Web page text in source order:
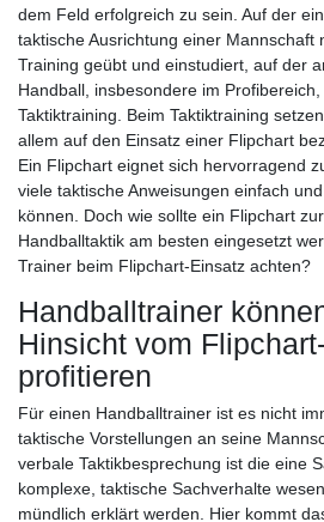
dem Feld erfolgreich zu sein. Auf der
taktische Ausrichtung einer Mannschaft
Training geübt und einstudiert, auf der
Handball, insbesondere im
Taktiktraining. Beim Taktiktraining
allem auf den Einsatz einer Flipchart
Ein Flipchart eignet sich hervorragend
viele taktische Anweisungen einfach
können. Doch wie sollte ein Flipchart
Handballtaktik am besten eingesetzt
Trainer beim Flipchart-Einsatz achten?
Handballtrainer
Hinsicht vom
profitieren
Für einen Handballtrainer ist es nicht
taktische Vorstellungen an seine
verbale Taktikbesprechung ist die eine
komplexe, taktische Sachverhalte
mündlich erklärt werden. Hier kommt